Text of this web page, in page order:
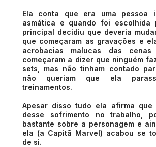
Ela conta que era uma pessoa
asmática e quando foi escolhida
principal decidiu que deveria
que começaram as gravações e
acrobacias malucas das
começaram a dizer que ninguém
sets, mas não tinham contado
não queriam que ela
treinamentos.
Apesar disso tudo ela afirma que
desse sofrimento no trabalho,
bastante sobre a personagem e
ela (a Capitã Marvel) acabou se
de si.